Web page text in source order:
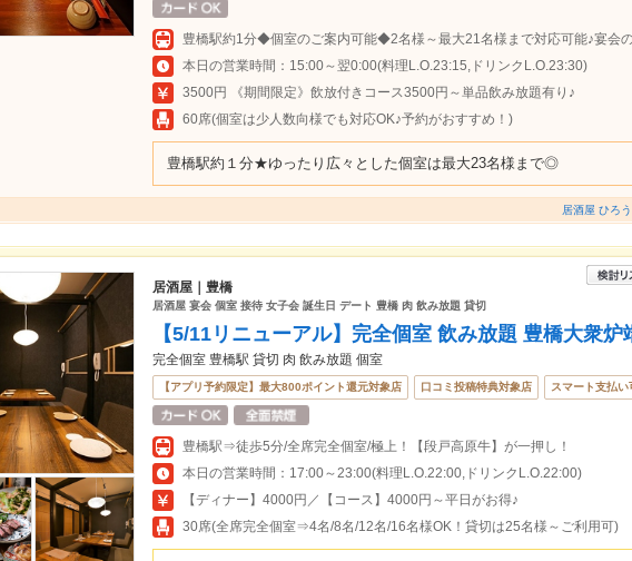
本日の営業時間：15:00～翌0:00(料理L.O.23:15,ドリンクL.O.23:30)
3500円 《期間限定》飲放付きコース3500円～単品飲み放題有り♪
60席(個室は少人数向様でも対応OK♪予約がおすすめ！)
豊橋駅約１分★ゆったり広々とした個室は最大23名様まで◎
居酒屋 ひろ
居酒屋｜豊橋
居酒屋 宴会 個室 接待 女子会 誕生日 デート 豊橋 肉 飲み放題 貸切
【5/11リニューアル】完全個室 飲み放題 豊橋大衆炉
完全個室 豊橋駅 貸切 肉 飲み放題 個室
【アプリ予約限定】最大800ポイント還元対象店 口コミ投稿特典対象店 スマート支払い
豊橋駅⇒徒歩5分/全席完全個室/極上！【段戸高原牛】が一押し！
本日の営業時間：17:00～23:00(料理L.O.22:00,ドリンクL.O.22:00)
【ディナー】4000円／【コース】4000円～平日がお得♪
30席(全席完全個室⇒4名/8名/12名/16名様OK！貸切は25名様～ご利用可)